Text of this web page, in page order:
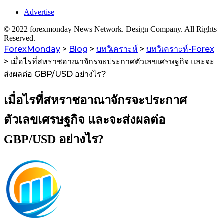
Advertise
© 2022 forexmonday News Network. Design Company. All Rights
Reserved.
ForexMonday > Blog > บทวิเคราะห์ > บทวิเคราะห์-Forex
> เมื่อไรที่สหราชอาณาจักรจะประกาศตัวเลขเศรษฐกิจ และจะ
ส่งผลต่อ GBP/USD อย่างไร?
เมื่อไรที่สหราชอาณาจักรจะประกาศ
ตัวเลขเศรษฐกิจ และจะส่งผลต่อ
GBP/USD อย่างไร?